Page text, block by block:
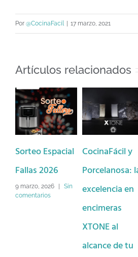
Por @CocinaFacil | 17 marzo, 2021
Artículos relacionados
Sorteo Espacial
Fallas 2026
9 marzo, 2026
Sin
comentarios
CocinaFácil y
Porcelanosa: la
excelencia en
encimeras
XTONE al
alcance de tu